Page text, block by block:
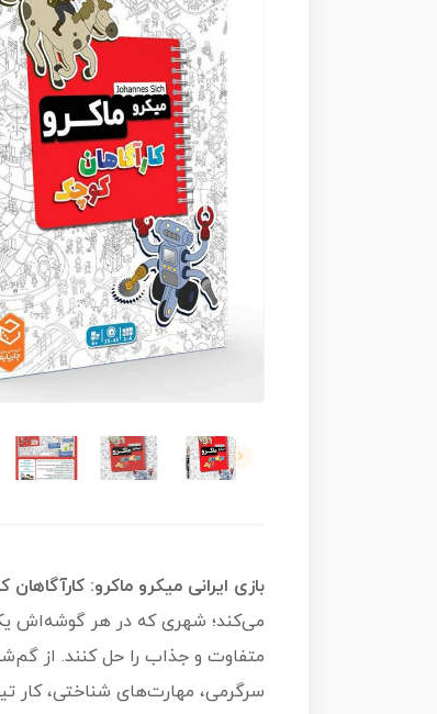
بازی ایرانی میکرو ماکرو:
متفاوت و جذاب را حل کنند. از
سرگرمی، مهارت‌های شناختی، کار